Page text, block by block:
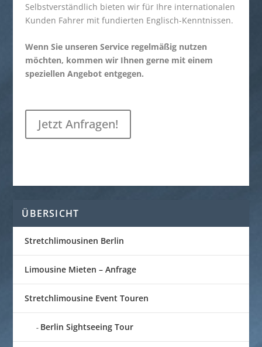
Selbstverständlich bieten wir für Ihre internationalen
Kunden Fahrer mit fundierten Englisch-Kenntnissen.
Wenn Sie unseren Service regelmäßig nutzen
möchten, kommen wir Ihnen gerne mit einem
speziellen Angebot entgegen.
Jetzt Anfragen!
ÜBERSICHT
Stretchlimousinen Berlin
Limousine Mieten – Anfrage
Stretchlimousine Event Touren
Berlin Sightseeing Tour